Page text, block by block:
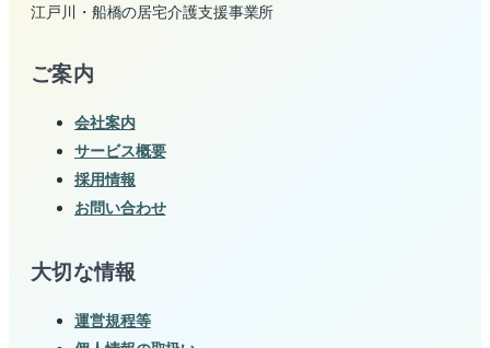
江戸川・船橋の居宅介護支援事業所
ご案内
会社案内
サービス概要
採用情報
お問い合わせ
大切な情報
運営規程等